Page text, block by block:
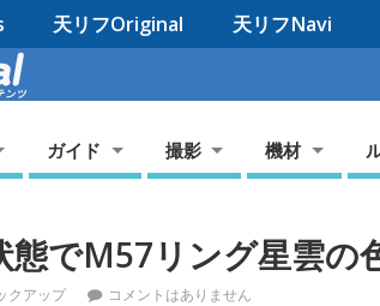
天リフOriginal 天リフNavi
ガイド 撮影 機材
態でM57リング星雲の
クアップ コメントはありません